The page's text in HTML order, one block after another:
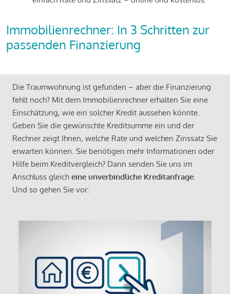
Immobilienrechner: In 3 Schritten zur
passenden Finanzierung
Die Traumwohnung ist gefunden – aber die Finanzierung
fehlt noch? Mit dem Immobilienrechner erhalten Sie eine
Einschätzung, wie ein solcher Kredit aussehen könnte.
Geben Sie die gewünschte Kreditsumme ein und der
Rechner zeigt Ihnen, welche Rate und welchen Zinssatz Sie
erwarten können. Sie benötigen mehr Informationen oder
Hilfe beim Kreditvergleich? Dann senden Sie uns im
Anschluss gleich eine unverbindliche Kreditanfrage.
Und so gehen Sie vor: